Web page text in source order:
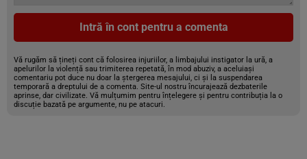
Intră în cont pentru a comenta
Vă rugăm să țineți cont că folosirea injuriilor, a limbajului instigator la ură, a
apelurilor la violență sau trimiterea repetată, în mod abuziv, a aceluiași
comentariu pot duce nu doar la ștergerea mesajului, ci și la suspendarea
temporară a dreptului de a comenta. Site-ul nostru încurajează dezbaterile
aprinse, dar civilizate. Vă mulțumim pentru înțelegere și pentru contribuția la o
discuție bazată pe argumente, nu pe atacuri.